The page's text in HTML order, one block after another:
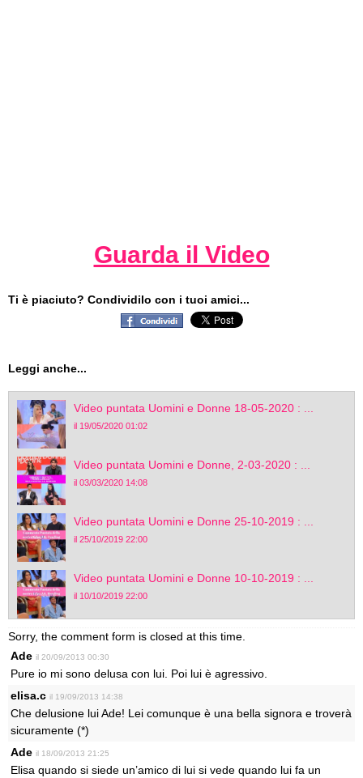
Guarda il Video
Ti è piaciuto? Condividilo con i tuoi amici...
Leggi anche...
Video puntata Uomini e Donne 18-05-2020 : ...
il 19/05/2020 01:02
Video puntata Uomini e Donne, 2-03-2020 : ...
il 03/03/2020 14:08
Video puntata Uomini e Donne 25-10-2019 : ...
il 25/10/2019 22:00
Video puntata Uomini e Donne 10-10-2019 : ...
il 10/10/2019 22:00
Sorry, the comment form is closed at this time.
Ade il 20/09/2013 00:30
Pure io mi sono delusa con lui. Poi lui è agressivo.
elisa.c il 19/09/2013 14:38
Che delusione lui Ade! Lei comunque è una bella signora e troverà
sicuramente (*)
Ade il 18/09/2013 21:25
Elisa quando si siede un’amico di lui si vede quando lui fa un